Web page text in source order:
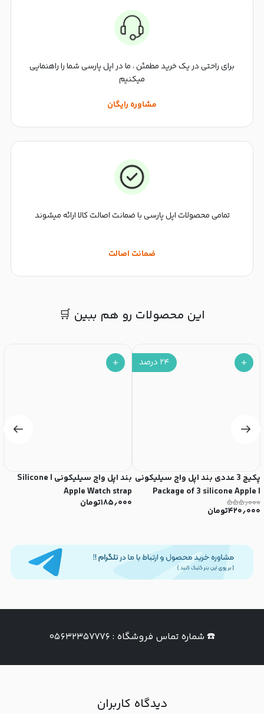
برای راحتی در یک خرید مطمئن ، ما در اپل پارسی شما را راهنمایی
میکنیم
مشاوره رایگان
تمامی محصولات اپل پارسی با ضمانت اصالت کالا ارائه میشوند
ضمانت اصالت
این محصولات رو هم ببین 🛒
۲۴ درصد
پکیج 3 عددی بند اپل واچ سیلیکونی
| Package of 3 silicone Apple
Watch straps
۵۵۵٫۰۰۰
۴۲۰٫۰۰۰تومان
بند اپل واچ سیلیکونی | Silicone
Apple Watch strap
۱۸۵٫۰۰۰تومان
☎️ شماره تماس فروشگاه : ۰۵۶۳۲۳۵۷۷۷۶
دیدگاه کاربران